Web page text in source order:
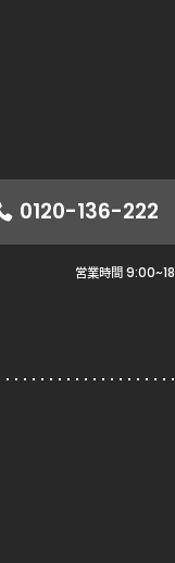
0120-136-222
営業時間